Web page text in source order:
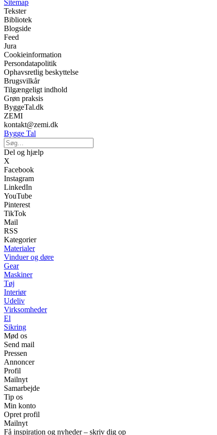
Sitemap
Tekster
Bibliotek
Blogside
Feed
Jura
Cookieinformation
Persondatapolitik
Ophavsretlig beskyttelse
Brugsvilkår
Tilgængeligt indhold
Grøn praksis
ByggeTal.dk
ZEMI
kontakt@zemi.dk
Bygge Tal
Del og hjælp
X
Facebook
Instagram
LinkedIn
YouTube
Pinterest
TikTok
Mail
RSS
Kategorier
Materialer
Vinduer og døre
Gear
Maskiner
Tøj
Interiør
Udeliv
Virksomheder
El
Sikring
Mød os
Send mail
Pressen
Annoncer
Profil
Mailnyt
Samarbejde
Tip os
Min konto
Opret profil
Mailnyt
Få inspiration og nyheder – skriv dig op